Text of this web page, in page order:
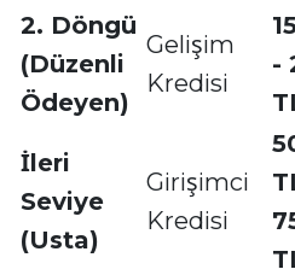
2. Döngü
(Düzenli
Ödeyen)
Gelişim
Kredisi
-
İleri
Seviye
(Usta)
Girişimci
Kredisi